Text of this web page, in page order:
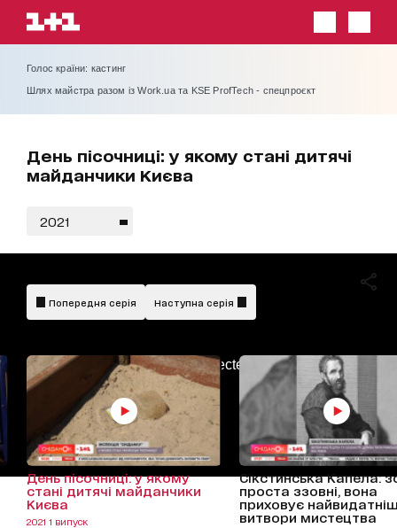
Голос країни: кастинг
Шлях майстра разом із Work.ua та KSE ProfTech - спецпроєкт
День пісочниці: у якому стані дитячі
майданчики Києва
2021
AdBlockDetected!
Попередня серія Наступна серія
День пісочниці: у якому
стані дитячі майданчики
Києва
2021 1 випуск
Сікстинська Капела:
проста ззовні, вона
приховує
витвори мистецтва